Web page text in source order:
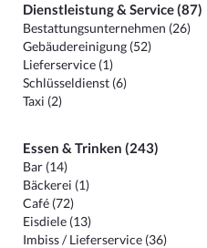
Dienstleistung & Service (87)
Bestattungsunternehmen (26)
Gebäudereinigung (52)
Lieferservice (1)
Schlüsseldienst (6)
Taxi (2)
Essen & Trinken (243)
Bar (14)
Bäckerei (1)
Café (72)
Eisdiele (13)
Imbiss / Lieferservice (36)